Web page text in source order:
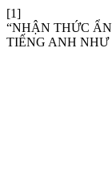
[1]
“NHẬN THỨC
TIẾNG ANH NHƯ